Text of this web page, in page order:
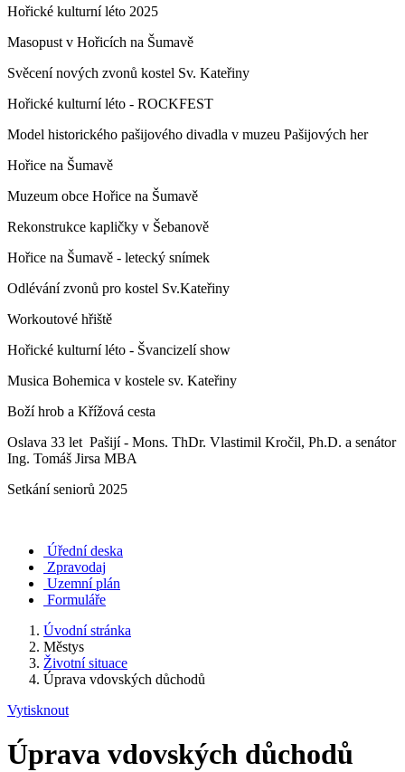
Hořické kulturní léto 2025
Masopust v Hořicích na Šumavě
Svěcení nových zvonů kostel Sv. Kateřiny
Hořické kulturní léto - ROCKFEST
Model historického pašijového divadla v muzeu Pašijových her
Hořice na Šumavě
Muzeum obce Hořice na Šumavě
Rekonstrukce kapličky v Šebanově
Hořice na Šumavě - letecký snímek
Odlévání zvonů pro kostel Sv.Kateřiny
Workoutové hřiště
Hořické kulturní léto - Švancizelí show
Musica Bohemica v kostele sv. Kateřiny
Boží hrob a Křížová cesta
Oslava 33 let Pašijí - Mons. ThDr. Vlastimil Kročil, Ph.D. a senátor
Ing. Tomáš Jirsa MBA
Setkání seniorů 2025
Úřední deska
Zpravodaj
Uzemní plán
Formuláře
Úvodní stránka
Městys
Životní situace
Úprava vdovských důchodů
Vytisknout
Úprava vdovských důchodů